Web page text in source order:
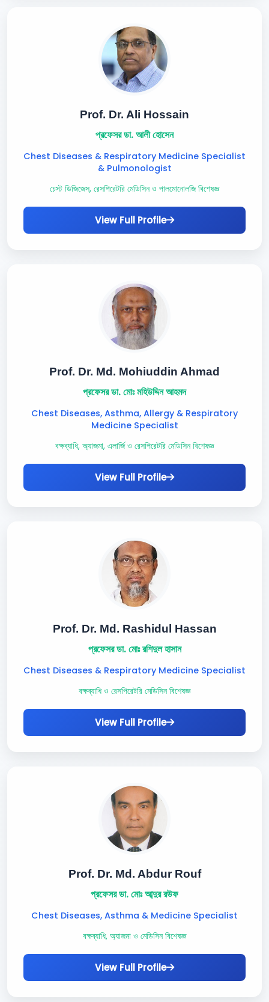
Prof. Dr. Ali Hossain
প্রফেসর ডা. আলী হোসেন
Chest Diseases & Respiratory Medicine Specialist
& Pulmonologist
চেস্ট ডিজিজেস, রেসপিরেটরি মেডিসিন ও পালমোনোলজি বিশেষজ্ঞ
View Full Profile
Prof. Dr. Md. Mohiuddin Ahmad
প্রফেসর ডা. মোঃ মহিউদ্দিন আহমদ
Chest Diseases, Asthma, Allergy & Respiratory
Medicine Specialist
বক্ষব্যাধি, অ্যাজমা, এলার্জি ও রেসপিরেটরি মেডিসিন বিশেষজ্ঞ
View Full Profile
Prof. Dr. Md. Rashidul Hassan
প্রফেসর ডা. মোঃ রশিদুল হাসান
Chest Diseases & Respiratory Medicine Specialist
বক্ষব্যাধি ও রেসপিরেটরি মেডিসিন বিশেষজ্ঞ
View Full Profile
Prof. Dr. Md. Abdur Rouf
প্রফেসর ডা. মোঃ আব্দুর রউফ
Chest Diseases, Asthma & Medicine Specialist
বক্ষব্যাধি, অ্যাজমা ও মেডিসিন বিশেষজ্ঞ
View Full Profile